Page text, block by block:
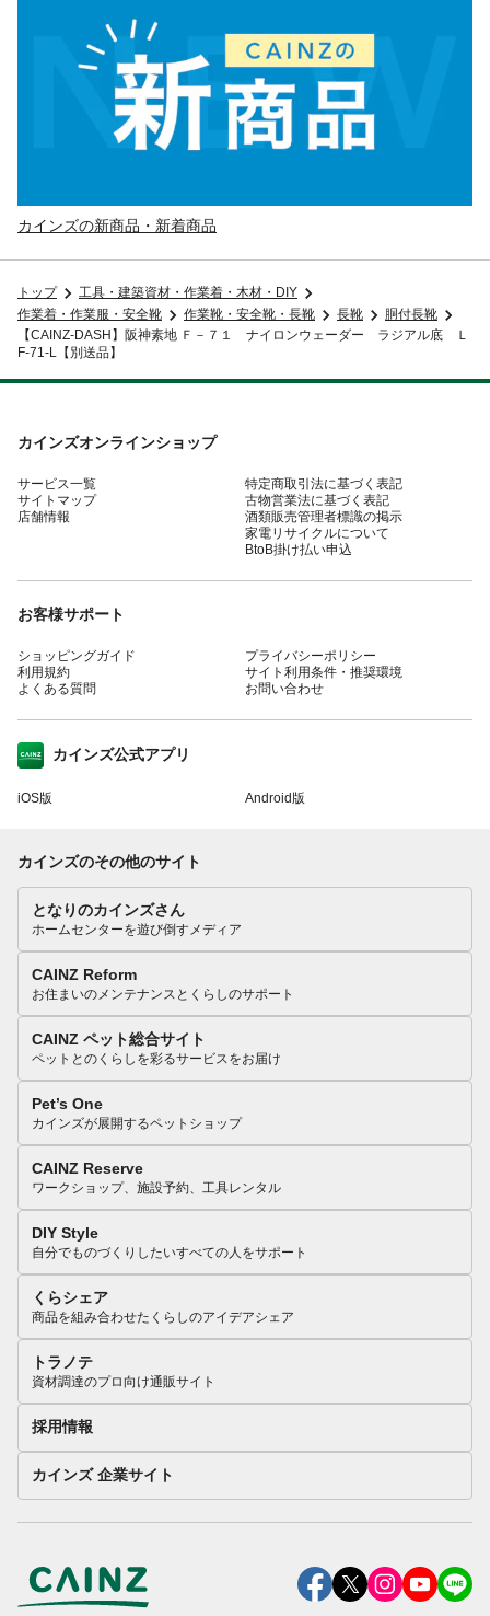
カインズの新商品・新着商品
トップ
工具・建築資材・作業着・木材・DIY
作業着・作業服・安全靴
作業靴・安全靴・長靴 長靴
胴付長靴
【CAINZ-DASH】阪神素地 Ｆ－７１ ナイロンウェーダー ラジアル底 Ｌ
F-71-L【別送品】
カインズオンラインショップ
サービス一覧
サイトマップ
店舗情報
特定商取引法に基づく表記
古物営業法に基づく表記
酒類販売管理者標識の掲示
家電リサイクルについて
BtoB掛け払い申込
お客様サポート
ショッピングガイド
利用規約
よくある質問
プライバシーポリシー
サイト利用条件・推奨環境
お問い合わせ
カインズ公式アプリ
iOS版 Android版
カインズのその他のサイト
となりのカインズさん
ホームセンターを遊び倒すメディア
CAINZ Reform
お住まいのメンテナンスとくらしのサポート
CAINZ ペット総合サイト
ペットとのくらしを彩るサービスをお届け
Pet’s One
カインズが展開するペットショップ
CAINZ Reserve
ワークショップ、施設予約、工具レンタル
DIY Style
自分でものづくりしたいすべての人をサポート
くらシェア
商品を組み合わせたくらしのアイデアシェア
トラノテ
資材調達のプロ向け通販サイト
採用情報
カインズ 企業サイト